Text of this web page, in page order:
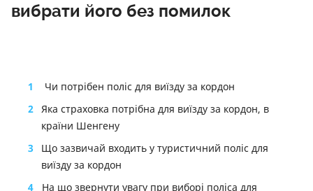
вибрати його без помилок
1
Чи потрібен поліс для виїзду за кордон
2 Яка страховка потрібна для виїзду за кордон, в
країни Шенгену
3
Що зазвичай входить у туристичний поліс для
виїзду за кордон
4
На що звернути увагу при виборі поліса для